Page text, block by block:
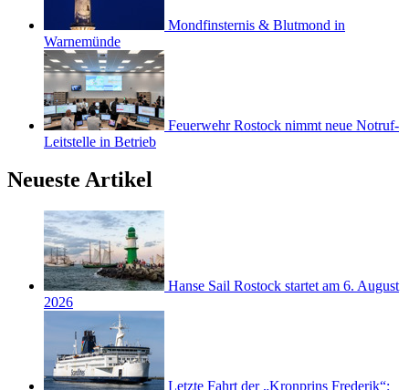
Mondfinsternis & Blutmond in
Warnemünde
Feuerwehr Rostock nimmt neue Notruf-
Leitstelle in Betrieb
Neueste Artikel
Hanse Sail Rostock startet am 6. August
2026
Letzte Fahrt der „Kronprins Frederik“: